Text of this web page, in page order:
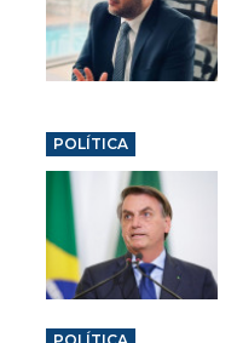
POLÍTICA